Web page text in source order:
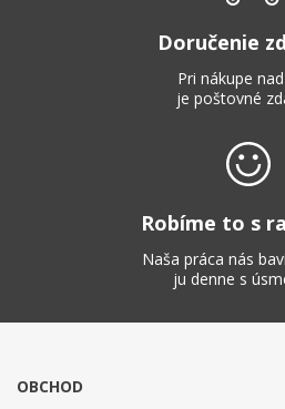
Doručenie
Pri nákupe
je poštovné
Robíme to s
Naša práca nás
ju denne s
OBCHOD